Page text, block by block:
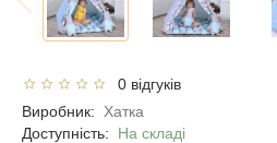
0 відгуків
Виробник:
Хатка
Доступність: На складі